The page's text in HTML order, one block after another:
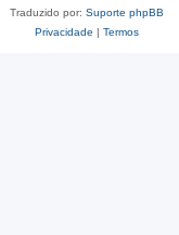
Traduzido por: Suporte phpBB
Privacidade | Termos